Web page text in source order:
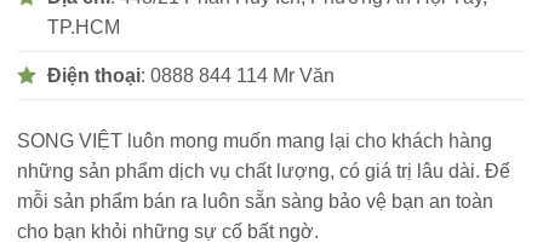
TP.HCM
Điện thoại: 0888 844 114 Mr Văn
SONG VIỆT luôn mong muốn mang lại cho khách hàng
những sản phẩm dịch vụ chất lượng, có giá trị lâu dài. Để
mỗi sản phẩm bán ra luôn sẵn sàng bảo vệ bạn an toàn
cho bạn khỏi những sự cố bất ngờ.